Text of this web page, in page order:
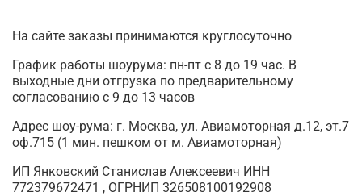
На сайте заказы принимаются круглосуточно
График работы шоурума: пн-пт с 8 до 19 час. В
выходные дни отгрузка по предварительному
согласованию с 9 до 13 часов
Адрес шоу-рума: г. Москва, ул. Авиамоторная д.12, эт.7
оф.715 (1 мин. пешком от м. Авиамоторная)
ИП Янковский Станислав Алексеевич ИНН
772379672471 , ОГРНИП 326508100192908